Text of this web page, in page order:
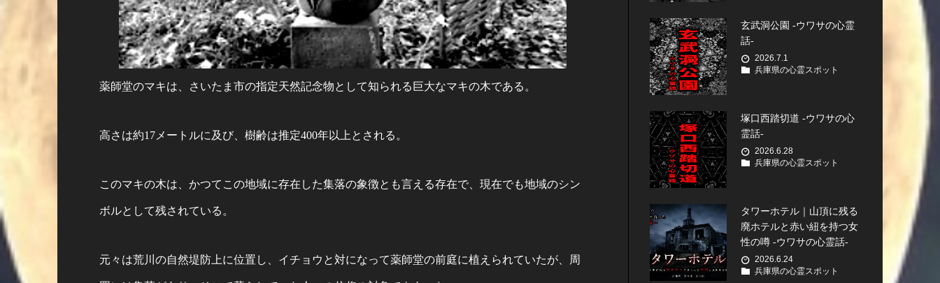
薬師堂のマキは、さいたま市の指定天然記念物として知られる巨大なマキの木である。
高さは約17メートルに及び、樹齢は推定400年以上とされる。
このマキの木は、かつてこの地域に存在した集落の象徴とも言える存在で、現在でも地域のシン
ボルとして残されている。
元々は荒川の自然堤防上に位置し、イチョウと対になって薬師堂の前庭に植えられていたが、周
玄武洞公園 -ウワサの心霊
話-
2026.7.1
兵庫県の心霊スポット
塚口西踏切道 -ウワサの心
霊話-
2026.6.28
兵庫県の心霊スポット
タワーホテル｜山頂に残る
廃ホテルと赤い紐を持つ女
性の噂 -ウワサの心霊話-
2026.6.24
兵庫県の心霊スポット